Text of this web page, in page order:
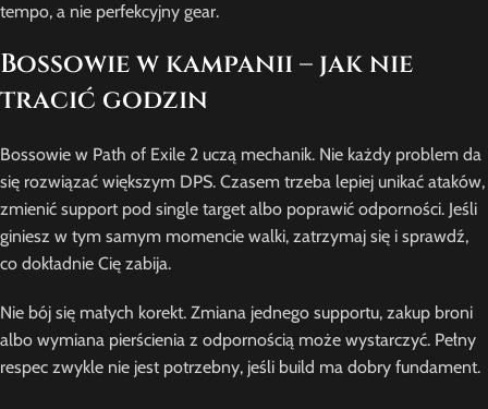
tempo, a nie perfekcyjny gear.
Bossowie w kampanii – jak nie
tracić godzin
Bossowie w Path of Exile 2 uczą mechanik. Nie każdy problem da
się rozwiązać większym DPS. Czasem trzeba lepiej unikać ataków,
zmienić support pod single target albo poprawić odporności. Jeśli
giniesz w tym samym momencie walki, zatrzymaj się i sprawdź,
co dokładnie Cię zabija.
Nie bój się małych korekt. Zmiana jednego supportu, zakup broni
albo wymiana pierścienia z odpornością może wystarczyć. Pełny
respec zwykle nie jest potrzebny, jeśli build ma dobry fundament.